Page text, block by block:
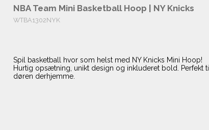
NBA Team Mini Basketball Hoop | NY Knicks
WTBA1302NYK
Spil basketball hvor som helst med NY Knicks Mini Hoop!
Hurtig opsætning, unikt design og inkluderet bold. Perfekt til
døren derhjemme.